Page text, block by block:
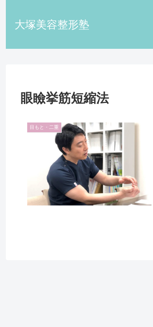
大塚美容整形塾
眼瞼挙筋短縮法
目もと・二重